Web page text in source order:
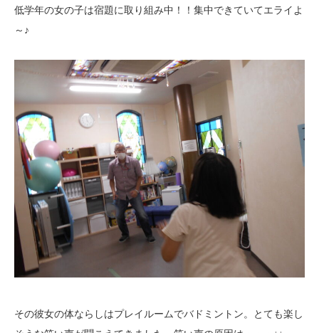
低学年の女の子は宿題に取り組み中！！集中できていてエライよ
～♪
その彼女の体ならしはプレイルームでバドミントン。とても楽し